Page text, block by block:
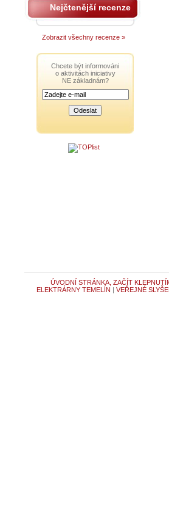
Nejčtenější recenze
Zobrazit všechny recenze »
Chcete být informováni
o aktivitách iniciativy
NE základnám?
ÚVODNÍ STRÁNKA, ZAČÍT
ELEKTRÁRNY TEMELÍN | VEŘEJNÉ